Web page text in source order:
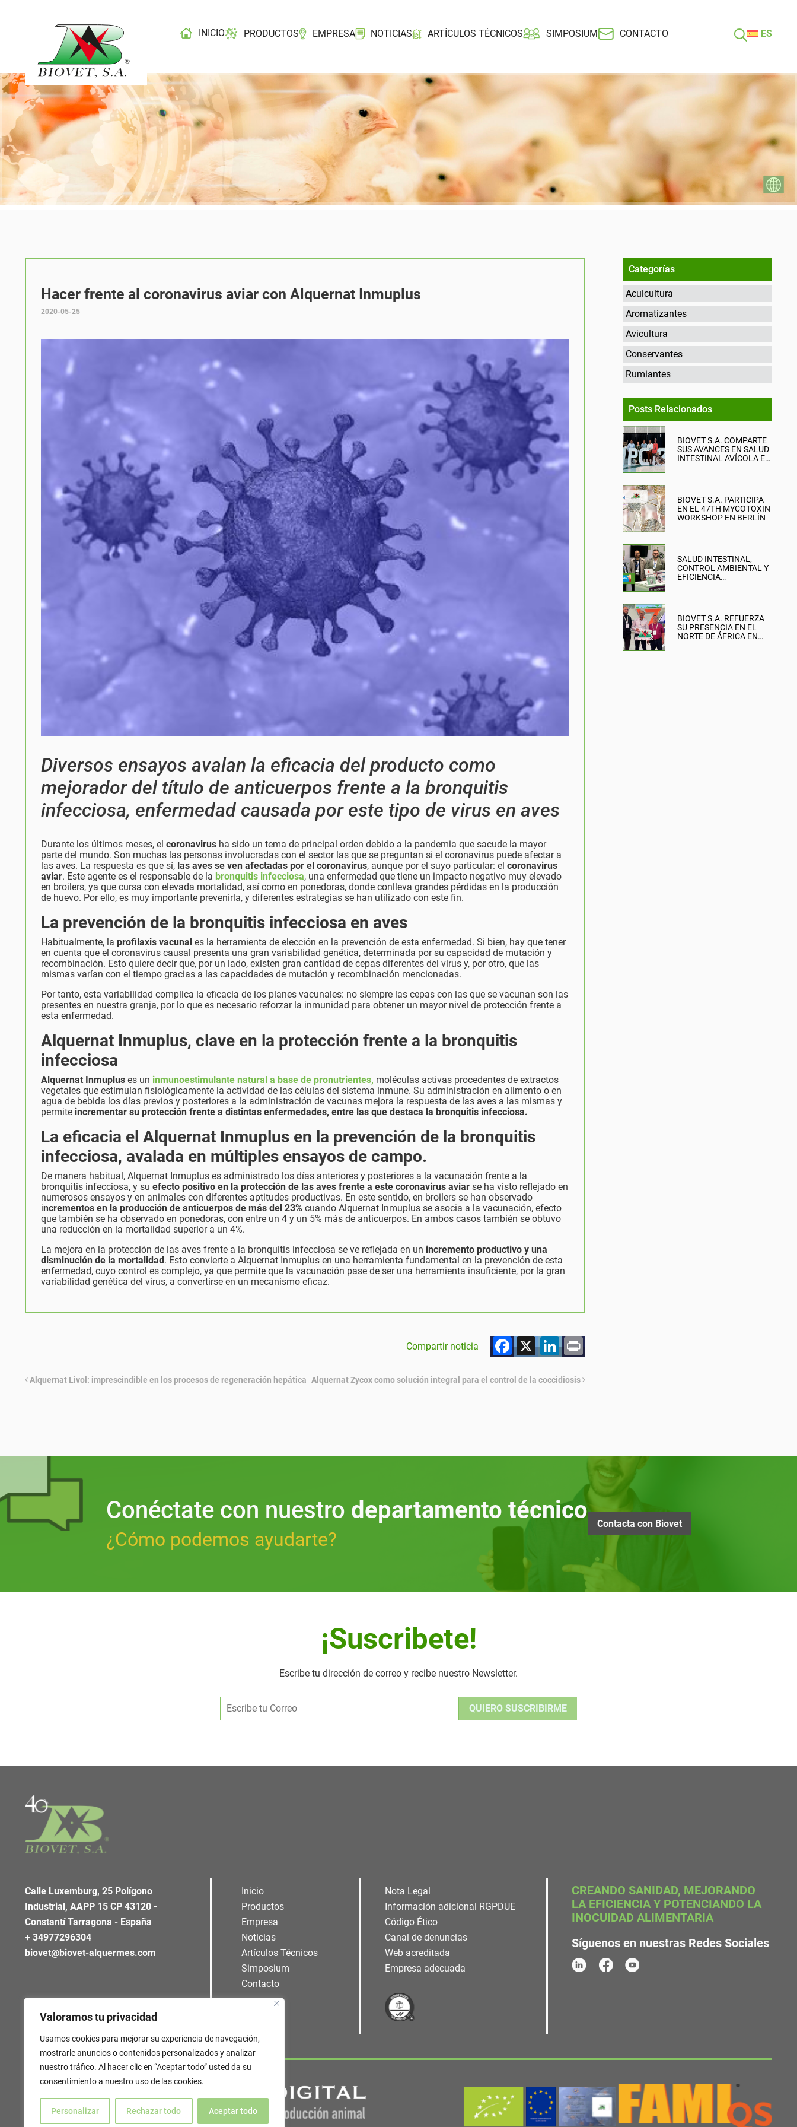
Valoramos tu privacidad
Usamos cookies para mejorar su experiencia de navegación,
mostrarle anuncios o contenidos personalizados y analizar
nuestro tráfico. Al hacer clic en “Aceptar todo” usted da su
consentimiento a nuestro uso de las cookies.
Personalizar Rechazar todo Aceptar todo
INICIO PRODUCTOS EMPRESA NOTICIAS ARTÍCULOS TÉCNICOS SIMPOSIUM CONTACTO ES
Hacer frente al coronavirus aviar con Alquernat Inmuplus
2020-05-25
Diversos ensayos avalan la eficacia del producto como
mejorador del título de anticuerpos frente a la bronquitis
infecciosa, enfermedad causada por este tipo de virus en aves
Durante los últimos meses, el coronavirus ha sido un tema de principal orden debido a la pandemia que sacude la mayor
parte del mundo. Son muchas las personas involucradas con el sector las que se preguntan si el coronavirus puede afectar a
las aves. La respuesta es que sí, las aves se ven afectadas por el coronavirus, aunque por el suyo particular: el coronavirus
aviar. Este agente es el responsable de la bronquitis infecciosa, una enfermedad que tiene un impacto negativo muy elevado
en broilers, ya que cursa con elevada mortalidad, así como en ponedoras, donde conlleva grandes pérdidas en la producción
de huevo. Por ello, es muy importante prevenirla, y diferentes estrategias se han utilizado con este fin.
La prevención de la bronquitis infecciosa en aves
Habitualmente, la profilaxis vacunal es la herramienta de elección en la prevención de esta enfermedad. Si bien, hay que tener
en cuenta que el coronavirus causal presenta una gran variabilidad genética, determinada por su capacidad de mutación y
recombinación. Esto quiere decir que, por un lado, existen gran cantidad de cepas diferentes del virus y, por otro, que las
mismas varían con el tiempo gracias a las capacidades de mutación y recombinación mencionadas.
Por tanto, esta variabilidad complica la eficacia de los planes vacunales: no siempre las cepas con las que se vacunan son las
presentes en nuestra granja, por lo que es necesario reforzar la inmunidad para obtener un mayor nivel de protección frente a
esta enfermedad.
Alquernat Inmuplus, clave en la protección frente a la bronquitis
infecciosa
Alquernat Inmuplus es un inmunoestimulante natural a base de pronutrientes, moléculas activas procedentes de extractos
vegetales que estimulan fisiológicamente la actividad de las células del sistema inmune. Su administración en alimento o en
agua de bebida los días previos y posteriores a la administración de vacunas mejora la respuesta de las aves a las mismas y
permite incrementar su protección frente a distintas enfermedades, entre las que destaca la bronquitis infecciosa.
La eficacia el Alquernat Inmuplus en la prevención de la bronquitis
infecciosa, avalada en múltiples ensayos de campo.
De manera habitual, Alquernat Inmuplus es administrado los días anteriores y posteriores a la vacunación frente a la
bronquitis infecciosa, y su efecto positivo en la protección de las aves frente a este coronavirus aviar se ha visto reflejado en
numerosos ensayos y en animales con diferentes aptitudes productivas. En este sentido, en broilers se han observado
incrementos en la producción de anticuerpos de más del 23% cuando Alquernat Inmuplus se asocia a la vacunación, efecto
que también se ha observado en ponedoras, con entre un 4 y un 5% más de anticuerpos. En ambos casos también se obtuvo
una reducción en la mortalidad superior a un 4%.
La mejora en la protección de las aves frente a la bronquitis infecciosa se ve reflejada en un incremento productivo y una
disminución de la mortalidad. Esto convierte a Alquernat Inmuplus en una herramienta fundamental en la prevención de esta
enfermedad, cuyo control es complejo, ya que permite que la vacunación pase de ser una herramienta insuficiente, por la gran
variabilidad genética del virus, a convertirse en un mecanismo eficaz.
Compartir noticia Facebook
X LinkedIn
Print
Alquernat Livol: imprescindible en los procesos de regeneración hepática Alquernat Zycox como solución integral para el control de la coccidiosis
Categorías
Acuicultura
Aromatizantes
Avicultura
Conservantes
Rumiantes
Posts Relacionados
BIOVET S.A. COMPARTE
SUS AVANCES EN SALUD
INTESTINAL AVÍCOLA EN
BIOVET S.A. PARTICIPA
EN EL 47TH MYCOTOXIN
WORKSHOP EN BERLÍN
SALUD INTESTINAL,
CONTROL AMBIENTAL Y
EFICIENCIA
BIOVET S.A. REFUERZA
SU PRESENCIA EN EL
NORTE DE ÁFRICA EN
Conéctate con nuestro departamento técnico
¿Cómo podemos ayudarte?
Contacta con Biovet
¡Suscribete!
Escribe tu dirección de correo y recibe nuestro Newsletter.
Alternative:
Calle Luxemburg, 25 Polígono
Industrial, AAPP 15 CP 43120 -
Constantí Tarragona - España
+ 34977296304
biovet@biovet-alquermes.com
Inicio
Productos
Empresa
Noticias
Artículos Técnicos
Simposium
Contacto
Nota Legal
Información adicional RGPDUE
Código Ético
Canal de denuncias
Web acreditada
Empresa adecuada
CREANDO SANIDAD, MEJORANDO
LA EFICIENCIA Y POTENCIANDO LA
INOCUIDAD ALIMENTARIA
Síguenos en nuestras Redes Sociales